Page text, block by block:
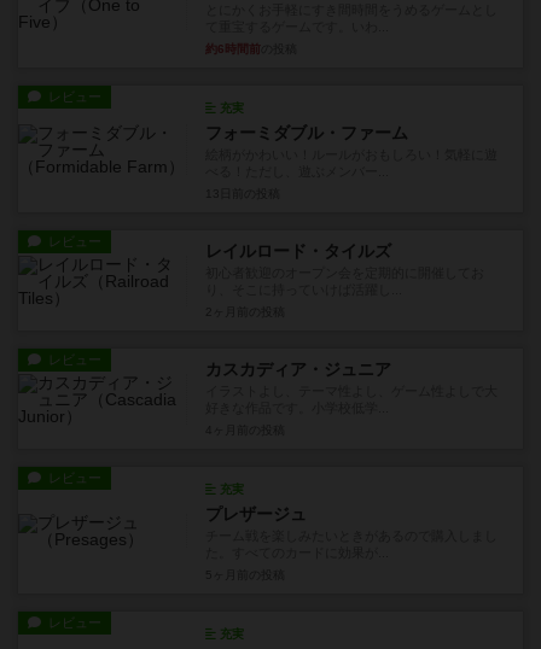
約6時間前
レビュー
充実
フォーミダブル・ファーム
レビュー レイルロード・タイルズ
レビュー カスカディア・ジュニア
レビュー
充実
プレザージュ
レビュー
充実